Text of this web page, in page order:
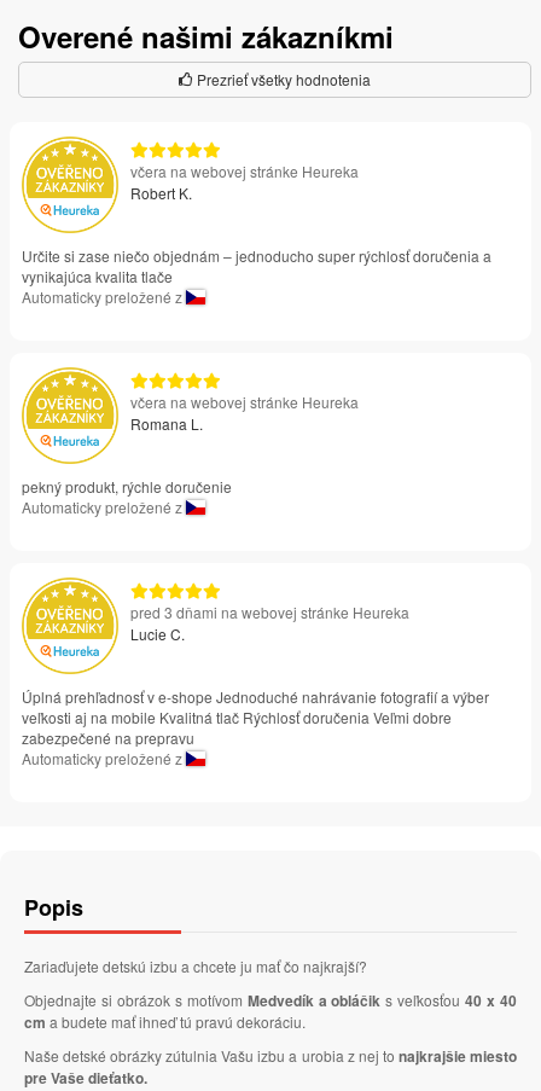
Overené našimi zákazníkmi
Prezrieť všetky hodnotenia
včera na webovej stránke Heureka
Robert K.
Určite si zase niečo objednám – jednoducho super rýchlosť doručenia a
vynikajúca kvalita tlače
Automaticky preložené z
včera na webovej stránke Heureka
Romana L.
pekný produkt, rýchle doručenie
Automaticky preložené z
pred 3 dňami na webovej stránke Heureka
Lucie C.
Úplná prehľadnosť v e-shope Jednoduché nahrávanie fotografií a výber
veľkosti aj na mobile Kvalitná tlač Rýchlosť doručenia Veľmi dobre
zabezpečené na prepravu
Automaticky preložené z
Popis
Zariaďujete detskú izbu a chcete ju mať čo najkrajší?
Objednajte si obrázok s motívom Medvedík a obláčik s veľkosťou40 x 40
cm a budete mať ihneď tú pravú dekoráciu.
Naše detské obrázky zútulnia Vašu izbu a urobia z nej to najkrajšie miesto
pre Vaše dieťatko.